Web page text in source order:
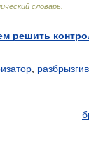
словарь
решить